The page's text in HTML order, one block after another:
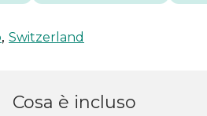
, Switzerland
Cosa è incluso